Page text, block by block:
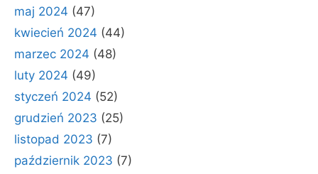
maj 2024 (47)
kwiecień 2024 (44)
marzec 2024 (48)
luty 2024 (49)
styczeń 2024 (52)
grudzień 2023 (25)
listopad 2023 (7)
październik 2023 (7)